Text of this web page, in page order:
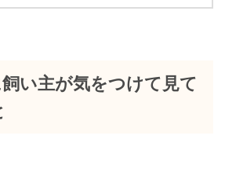
い主が気をつけて見て